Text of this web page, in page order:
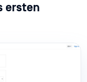
ersten